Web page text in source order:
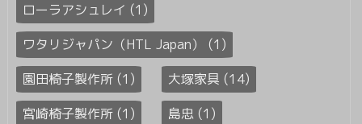
ローラアシュレイ (1)
ワタリジャパン（HTL Japan） (1)
園田椅子製作所 (1)
大塚家具 (14)
宮崎椅子製作所 (1)
島忠 (1)